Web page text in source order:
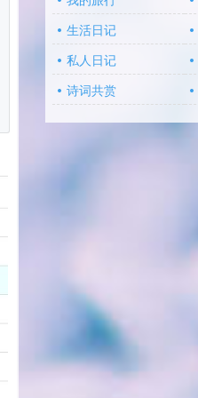
生活日记
私人日记
诗词共赏